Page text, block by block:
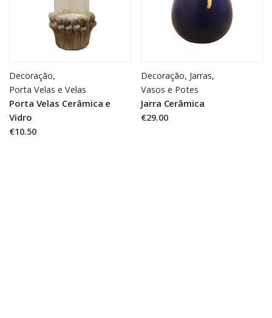
Decoração,
Porta Velas e Velas
Porta Velas Cerâmica e
Vidro
€10.50
Decoração, Jarras,
Vasos e Potes
Jarra Cerâmica
€29.00